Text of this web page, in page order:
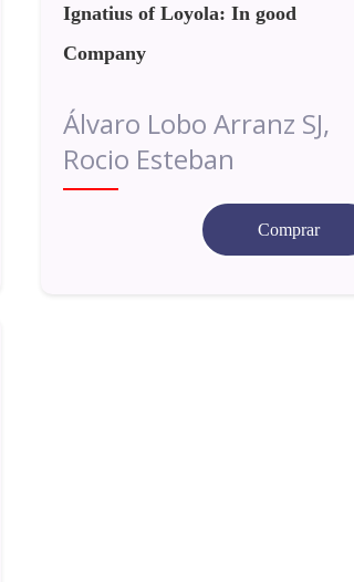
Ignatius of Loyola: In good
Company
Álvaro Lobo Arranz SJ,
Rocio Esteban
Comprar